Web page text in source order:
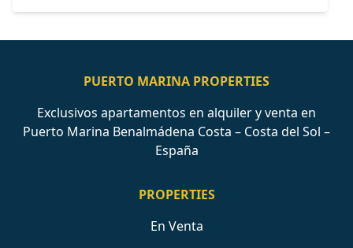
PUERTO MARINA PROPERTIES
Exclusivos apartamentos en alquiler y venta en
Puerto Marina Benalmádena Costa – Costa del Sol –
España
PROPERTIES
En Venta